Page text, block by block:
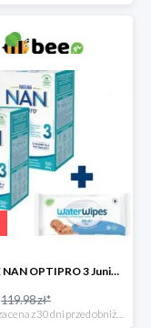
NESTLE NAN OPTIPRO 3 Junior + Waterwipes Chusteczki nawilżane gratis
119.98 zł*